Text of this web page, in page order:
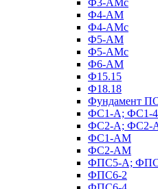
Ф4-АМ
Ф4-АМс
Ф5-АМ
Ф5-АМс
Ф6-АМ
Ф15.15
Ф18.18
Фундамент
ФС1-А; ФС1-
ФС2-А; ФС2-
ФС1-АМ
ФС2-АМ
ФПС5-А;
ФПС6-2